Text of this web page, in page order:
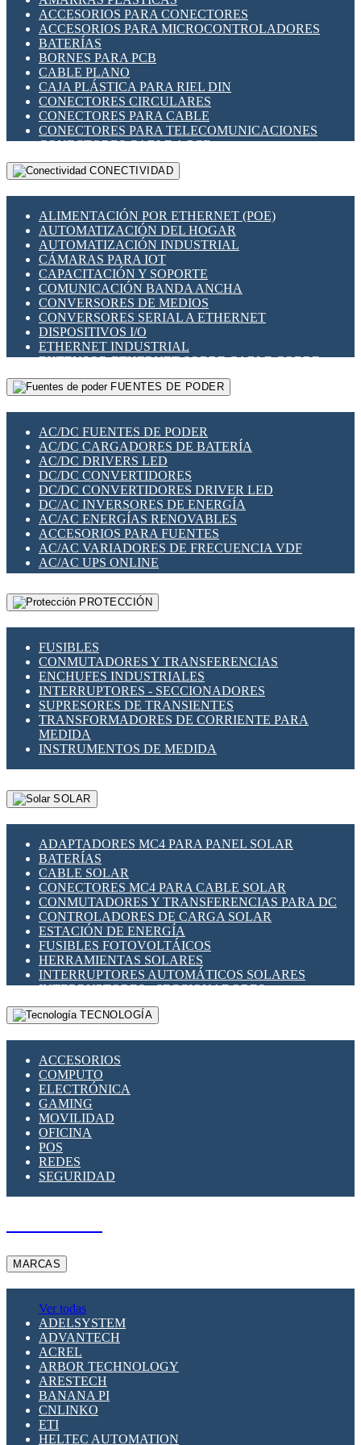
INDICADORES PARA PANEL
INTERFACES DE RELÉ
INTERRUPTORES FIN DE CARRERA
LLAVES CONMUTADORAS
MEDIDORES DE ENERGÍA Y TC'S DE CORRIENTE
MOTORES PASO A PASO
PANTALLAS HMI
PLC -CONTROLADORES LÓGICO PROGRAMABLES
PROGRAMADORES DE HORARIO
RELÉS DE PROTECCIÓN
SENSORES CAPACITIVOS
SENSORES INDUCTIVOS
TEMPORIZADORES
VARIACS
VARIADORES DE FRECUENCIA [VDF]
SECCIONADORES - INTERRUPTORES
MAQUINARIA
ACCESORIOS PARA CONECTORES
ACCESORIOS PARA MICROCONTROLADORES
BATERÍAS
BORNES PARA PCB
CABLE PLANO
CAJA PLÁSTICA PARA RIEL DIN
CONECTORES CIRCULARES
CONECTORES PARA CABLE
CONECTORES PARA TELECOMUNICACIONES
CONECTORES CABLE A PCB
CONECTORES PCB A CABLE
DIP SWITCHES
HERRAMIENTAS VARIAS
ILUMINACIÓN LED
INTERRUPTORES REED
INTERFACES DE RELÉ
OTROS RELÉS
PROTECCIÓN TÉRMICA
RELÉS AUTOMOTRICES
RELÉS DE SEÑAL
RELÉS DE ESTADO SÓLIDO SSR
RELÉS INDUSTRIALES
RELÉS MINIATURA DE POTENCIA
SENSORES MAGNÉTICOS
SWITCH Y MICROSWITCH
TARJETAS PI
UNIÓN Y DERIVACIÓN DE CABLE
CONECTIVIDAD
ALIMENTACIÓN POR ETHERNET (POE)
AUTOMATIZACIÓN DEL HOGAR
AUTOMATIZACIÓN INDUSTRIAL
CÁMARAS PARA IOT
CAPACITACIÓN Y SOPORTE
COMUNICACIÓN BANDA ANCHA
CONVERSORES DE MEDIOS
CONVERSORES SERIAL A ETHERNET
DISPOSITIVOS I/O
ETHERNET INDUSTRIAL
EXTENSOR ETHERNET SOBRE CABLE COBRE
GATEWAY LORAWAN
GESTIÓN DE REDES
PLACAS MODULARES IOT
SWITCHES Y REDES WIFI
SOLUCIONES IOT
SOLUCIONES LORAWAN
SOLUCIONES RED CELULAR
SEGURIDAD PARA REDES
SWITCHES LAN
TELEFONÍA IP (VOIP)
VIGILANCIA IP (CCTV)
MESHTASTIC
FUENTES DE PODER
AC/DC FUENTES DE PODER
AC/DC CARGADORES DE BATERÍA
AC/DC DRIVERS LED
DC/DC CONVERTIDORES
DC/DC CONVERTIDORES DRIVER LED
DC/AC INVERSORES DE ENERGÍA
AC/AC ENERGÍAS RENOVABLES
ACCESORIOS PARA FUENTES
AC/AC VARIADORES DE FRECUENCIA VDF
AC/AC UPS ONLINE
PROTECCIÓN
FUSIBLES
CONMUTADORES Y TRANSFERENCIAS
ENCHUFES INDUSTRIALES
INTERRUPTORES - SECCIONADORES
SUPRESORES DE TRANSIENTES
TRANSFORMADORES DE CORRIENTE PARA
MEDIDA
INSTRUMENTOS DE MEDIDA
SOLAR
ADAPTADORES MC4 PARA PANEL SOLAR
BATERÍAS
CABLE SOLAR
CONECTORES MC4 PARA CABLE SOLAR
CONMUTADORES Y TRANSFERENCIAS PARA DC
CONTROLADORES DE CARGA SOLAR
ESTACIÓN DE ENERGÍA
FUSIBLES FOTOVOLTÁICOS
HERRAMIENTAS SOLARES
INTERRUPTORES AUTOMÁTICOS SOLARES
INTERRUPTORES - SECCIONADORES
FOTOVOLTÁICOS
MONTAJE PANEL SOLAR
SUPRESOR DE TRANSIENTES SPDS PARA
APLICACIONES FOTOVOLTAICAS
TECNOLOGÍA
ACCESORIOS
COMPUTO
ELECTRÓNICA
GAMING
MOVILIDAD
OFICINA
POS
REDES
SEGURIDAD
MARCAS
Ver todas
ADELSYSTEM
ADVANTECH
ACREL
ARBOR TECHNOLOGY
ARESTECH
BANANA PI
CNLINKO
ETI
HELTEC AUTOMATION